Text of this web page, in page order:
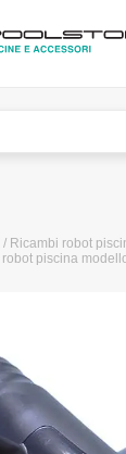
/ Ricambi robot
piscina